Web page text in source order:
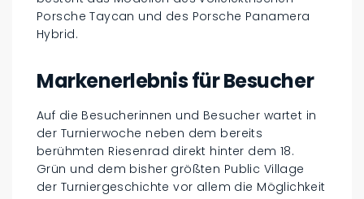
Porsche Taycan und des Porsche Panamera
Hybrid.
Markenerlebnis für Besucher
Auf die Besucherinnen und Besucher wartet in
der Turnierwoche neben dem bereits
berühmten Riesenrad direkt hinter dem 18.
Grün und dem bisher größten Public Village
der Turniergeschichte vor allem die Möglichkeit